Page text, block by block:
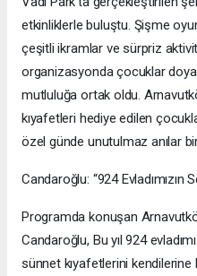
etkinliklerle buluştu. Şişme
çeşitli ikramlar ve sürpriz
organizasyonda çocuklar
mutluluğa ortak oldu.
kıyafetleri hediye edilen
özel günde unutulmaz anılar
Candaroğlu: “924 Evladımızın
Programda konuşan
Candaroğlu, Bu yıl 924
sünnet kıyafetlerini